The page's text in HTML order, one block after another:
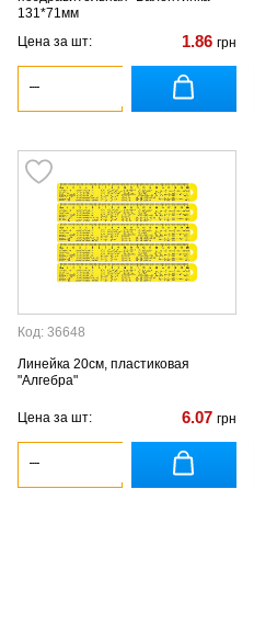
131*71мм
Цена за шт:
1.86 грн
Код: 36648
Линейка 20см, пластиковая
"Алгебра"
Цена за шт: 6.07 грн